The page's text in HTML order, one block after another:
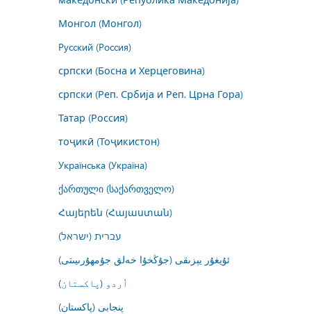
Монгол (Монгол)
Русский (Россия)
српски (Босна и Херцеговина)
српски (Реп. Србија и Реп. Црна Гора)
Татар (Россия)
тоҷикӣ (Тоҷикистон)
Українська (Україна)
ქართული (საქართველო)
Հայերեն (Հայաստան)
עברית (ישראל)
ئۇيغۇر يېزىقى (جۇڭخۇا خەلق جۇمھۇرىيىتى)
اُردو (پاکستان)
پنجابی (پاکستان)